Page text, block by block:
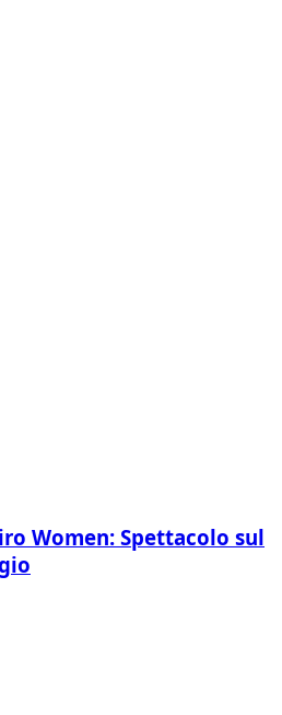
Women: Spettacolo sul